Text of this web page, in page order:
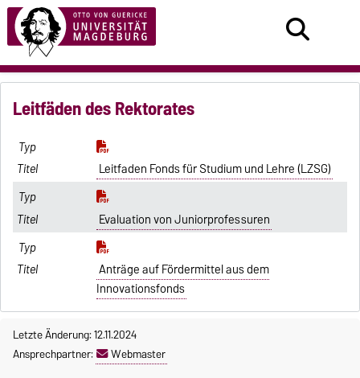
Leitfäden des Rektorates
Leitfaden Fonds für Studium und Lehre (LZSG)
Evaluation von Juniorprofessuren
Anträge auf Fördermittel aus dem
Innovationsfonds
Letzte Änderung: 12.11.2024
Ansprechpartner:
Webmaster